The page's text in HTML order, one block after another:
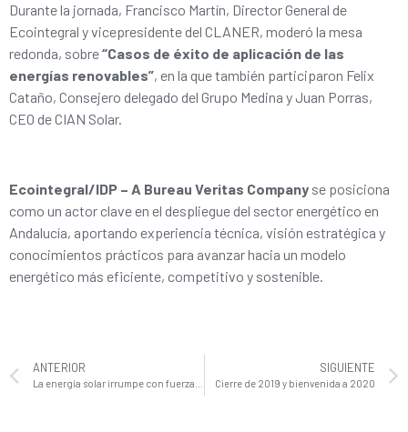
Durante la jornada, Francisco Martín, Director General de
Ecointegral y vicepresidente del CLANER, moderó la mesa
redonda, sobre“Casos de éxito de aplicación de las
energías renovables”, en la que también participaron Felix
Cataño, Consejero delegado del Grupo Medina y Juan Porras,
CEO de CIAN Solar.
Ecointegral/IDP – A Bureau Veritas Company se posiciona
como un actor clave en el despliegue del sector energético en
Andalucía, aportando experiencia técnica, visión estratégica y
conocimientos prácticos para avanzar hacia un modelo
energético más eficiente, competitivo y sostenible.
ANTERIOR SIGUIENTE
Cierre de 2019 y bienvenida a 2020